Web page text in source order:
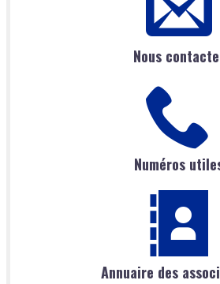
Nous
Numéros
Annuaire des